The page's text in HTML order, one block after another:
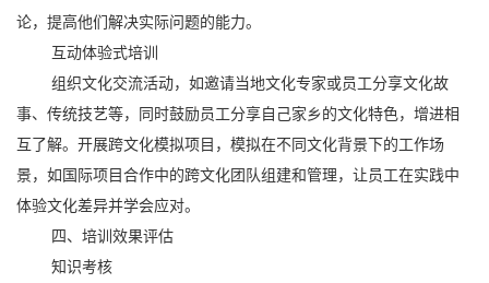
论，提高他们解决实际问题的能力。
互动体验式培训
组织文化交流活动，如邀请当地文化专家或员工分享文化故
事、传统技艺等，同时鼓励员工分享自己家乡的文化特色，增进相
互了解。开展跨文化模拟项目，模拟在不同文化背景下的工作场
景，如国际项目合作中的跨文化团队组建和管理，让员工在实践中
体验文化差异并学会应对。
四、培训效果评估
知识考核